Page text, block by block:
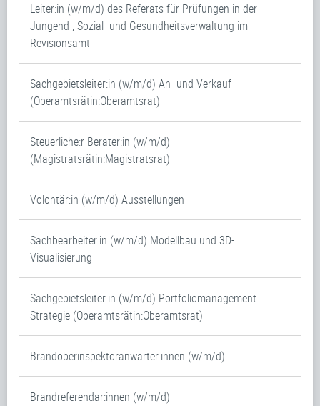
Leiter:in (w/m/d) des Referats für Prüfungen in der
Jungend-, Sozial- und Gesundheitsverwaltung im
Revisionsamt
Sachgebietsleiter:in (w/m/d) An- und Verkauf
(Oberamtsrätin:Oberamtsrat)
Steuerliche:r Berater:in (w/m/d)
(Magistratsrätin:Magistratsrat)
Volontär:in (w/m/d) Ausstellungen
Sachbearbeiter:in (w/m/d) Modellbau und 3D-
Visualisierung
Sachgebietsleiter:in (w/m/d) Portfoliomanagement
Strategie (Oberamtsrätin:Oberamtsrat)
Brandoberinspektoranwärter:innen (w/m/d)
Brandreferendar:innen (w/m/d)